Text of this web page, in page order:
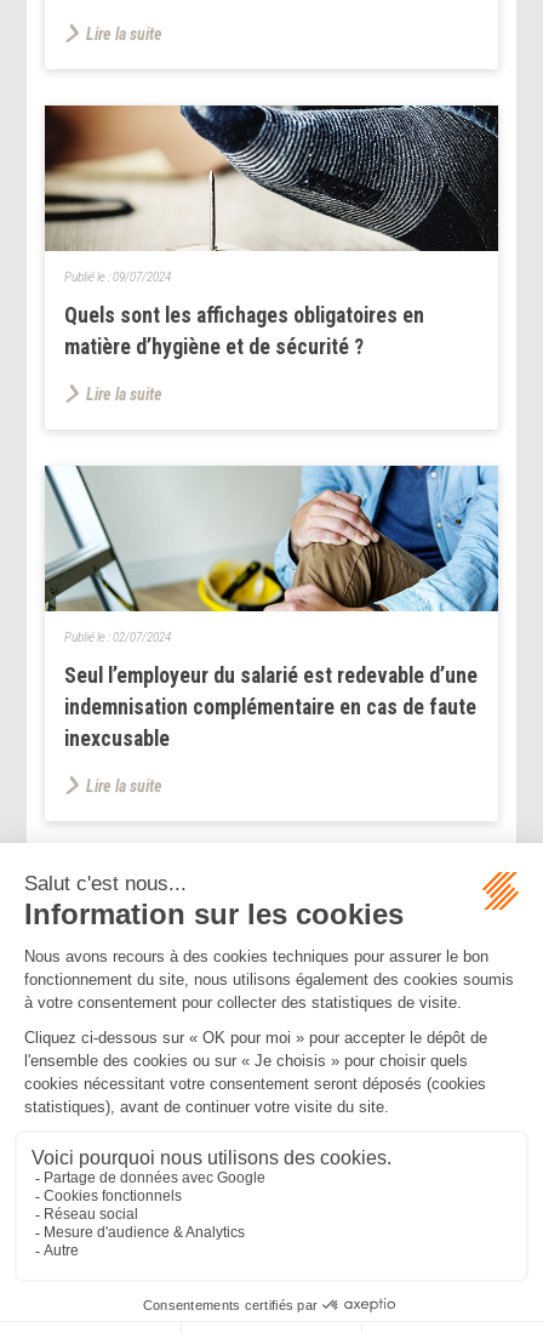
Lire la suite
Quels sont les affichages obligatoires en
matière d’hygiène et de sécurité ?
Publié le :09/07/2024
Lire la suite
Seul l’employeur du salarié est redevable d’une
indemnisation complémentaire en cas de faute
inexcusable
Publié le :02/07/2024
Lire la suite
<< < ...
>>
Mentions légalesPolitique de confidentialitéPolitique de cookies
Plan du site
MBA ET ASSOCIÉS
235 Rue Helene Boucher, 34170 CASTELNAU LE LEZ
Bureau secondaire à Cannes